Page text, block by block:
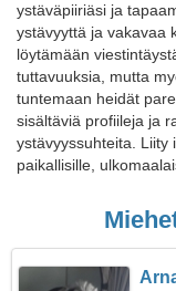
ystäväpiiriäsi ja
ystävyyttä ja vakavaa
löytämään
tuttavuuksia, mutta
tuntemaan heidät
sisältäviä profiileja ja
ystävyyssuhteita. Liity
paikallisille,